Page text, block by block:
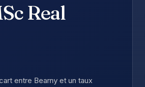
Real
entre Bearny et un taux